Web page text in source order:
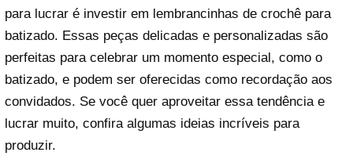
para lucrar é investir em lembrancinhas de crochê para
batizado. Essas peças delicadas e personalizadas são
perfeitas para celebrar um momento especial, como o
batizado, e podem ser oferecidas como recordação aos
convidados. Se você quer aproveitar essa tendência e
lucrar muito, confira algumas ideias incríveis para
produzir.